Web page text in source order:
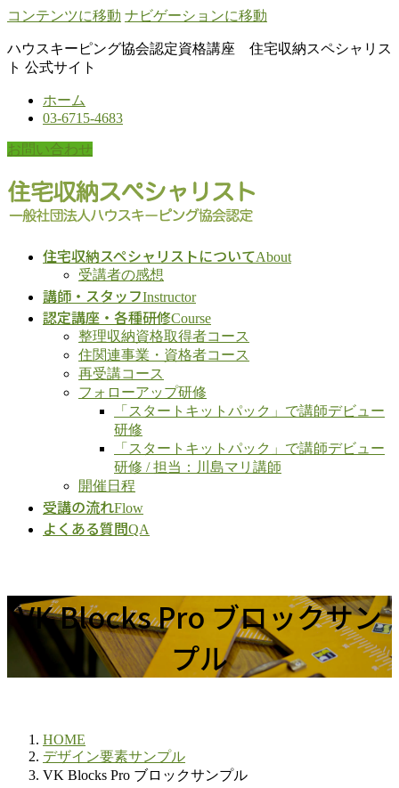
コンテンツに移動 ナビゲーションに移動
ハウスキーピング協会認定資格講座 住宅収納スペシャリス
ト 公式サイト
ホーム
03-6715-4683
お問い合わせ
住宅収納スペシャリストについてAbout
受講者の感想
講師・スタッフInstructor
認定講座・各種研修Course
整理収納資格取得者コース
住関連事業・資格者コース
再受講コース
フォローアップ研修
「スタートキットパック」で講師デビュー
研修
「スタートキットパック」で講師デビュー
研修 / 担当：川島マリ講師
開催日程
受講の流れFlow
よくある質問QA
VK Blocks Pro ブロックサン
プル
HOME
デザイン要素サンプル
VK Blocks Pro ブロックサンプル